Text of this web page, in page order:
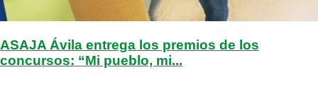
ASAJA Ávila entrega los premios de los
concursos: “Mi pueblo, mi...